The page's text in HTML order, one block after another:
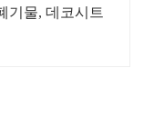
기물, 데코시트